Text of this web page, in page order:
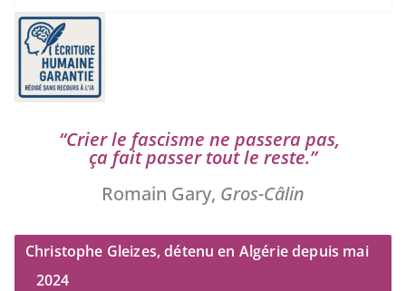
“Crier le fas­cisme ne pas­se­ra pas,
ça fait pas­ser tout le reste.”
Romain Gary, Gros-Câlin
Christophe Gleizes, détenu en Algérie depuis mai
2024